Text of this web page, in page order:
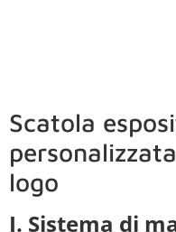
Scatola
logo
I. Sistema di